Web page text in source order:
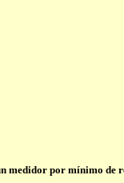
medidor por mínimo de